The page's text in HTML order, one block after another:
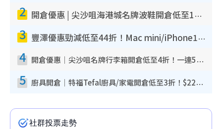
2 開倉優惠 | 尖沙咀海港城名牌波鞋開倉低至1折！On鞋$899起／Joy&Peace鞋履$98起
3 豐澤優惠勁減低至44折！Mac mini/iPhone17Pro大減價！廚房家電$220起
4 開倉優惠｜尖沙咀名牌行李箱開倉低至4折！一連5日 American Tourister/ace./Hallmark $200起！
5 廚具開倉｜特福Tefal廚具/家電開倉低至3折！$220起買平底鍋/炒鑊/湯煲！電飯煲/吸塵機/燙斗$418起